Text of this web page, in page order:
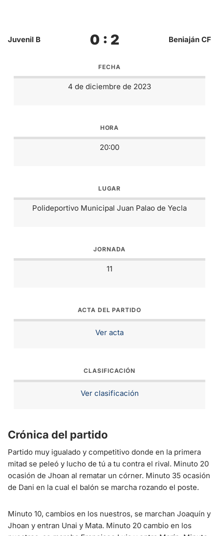
Juvenil B 0 : 2 Beniaján CF
FECHA
4 de diciembre de 2023
HORA
20:00
LUGAR
Polideportivo Municipal Juan Palao de Yecla
JORNADA
11
ACTA DEL PARTIDO
Ver acta
CLASIFICACIÓN
Ver clasificación
Crónica del partido
Partido muy igualado y competitivo donde en la primera
mitad se peleó y lucho de tú a tu contra el rival. Minuto 20
ocasión de Jhoan al rematar un córner. Minuto 35 ocasión
de Dani en la cual el balón se marcha rozando el poste.
Minuto 10, cambios en los nuestros, se marchan Joaquín y
Jhoan y entran Unai y Mata. Minuto 20 cambio en los